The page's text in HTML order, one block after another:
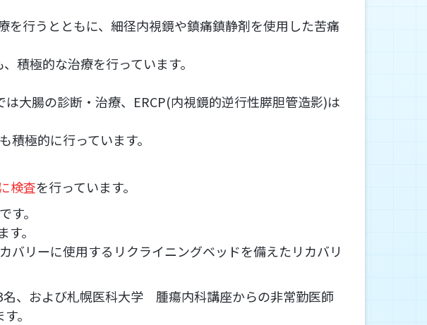
を行うとともに、細径内視鏡や鎮痛鎮静剤を使用した苦痛
積極的な治療を行っています。
大腸の診断・治療、ERCP(内視鏡的逆行性膵胆管造影)は
極的に行っています。
検査を行っています。
す。
。
バリーに使用するリクライニングベッドを備えたリカバリ
、および札幌医科大学 腫瘍内科講座からの非常勤医師
。